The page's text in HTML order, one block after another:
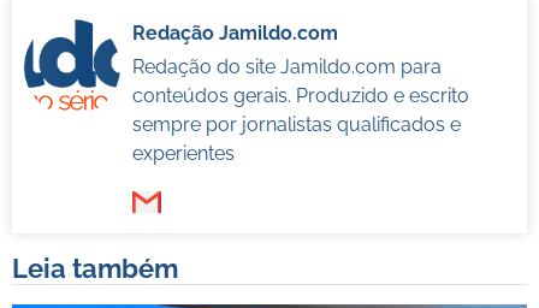
Redação Jamildo.com
Redação do site Jamildo.com para
conteúdos gerais. Produzido e escrito
sempre por jornalistas qualificados e
experientes
Leia também